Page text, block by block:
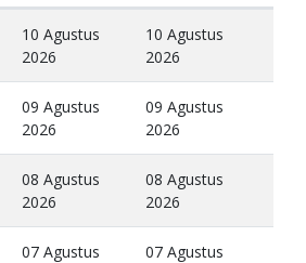
10 Agustus
2026
10 Agustus
2026
09 Agustus
2026
09 Agustus
2026
08 Agustus
2026
08 Agustus
2026
07 Agustus
07 Agustus